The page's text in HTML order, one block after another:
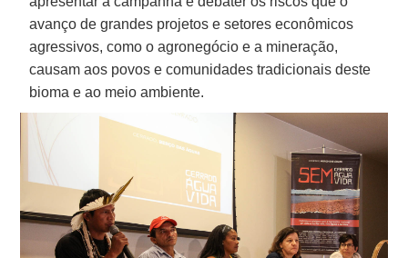
avanço de grandes projetos e setores econômicos
agressivos, como o agronegócio e a mineração,
causam aos povos e comunidades tradicionais deste
bioma e ao meio ambiente.